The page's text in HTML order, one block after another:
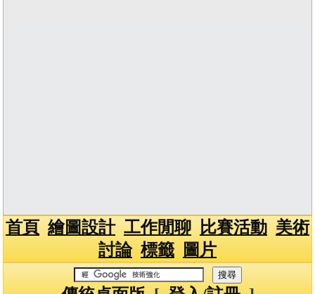
首頁 繪圖設計 工作閒聊 比賽活動 美術
討論 標籤 圖片